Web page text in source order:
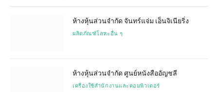
ห้างหุ้นส่วนจำกัด จันทร์แจ่ม เอ็นจิเนียริ่ง
ผลิตภัณฑ์โลหะอื่น ๆ
ห้างหุ้นส่วนจำกัด ศูนย์หนังสืออัญชลี
เครื่องใช้สำนักงานและคอมพิวเตอร์